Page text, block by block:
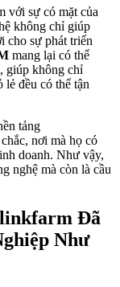
với sự có mặt của
không chỉ giúp
cho sự phát triển
mang lại có thể
giúp không chỉ
đều có thể tận
tảng
nơi mà họ có
doanh. Như vậy,
nghệ mà còn là cầu
Đã
Như